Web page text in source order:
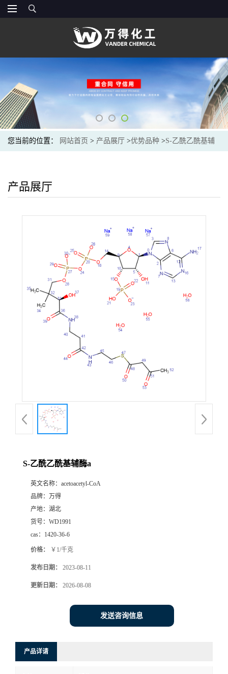
您当前的位置： 网站首页 > 产品展厅 >优势品种 >S-乙酰乙酰基辅
产品展厅
S-乙酰乙酰基辅酶a
英文名称： acetoacetyl-CoA
品牌： 万得
产地： 湖北
货号： WD1991
cas： 1420-36-6
价格： ￥1/千克
发布日期： 2023-08-11
更新日期： 2026-08-08
发送咨询信息
产品详请